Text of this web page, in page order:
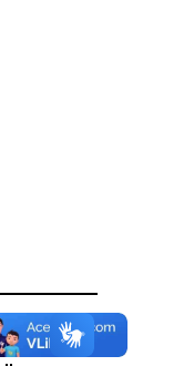
de 26
da